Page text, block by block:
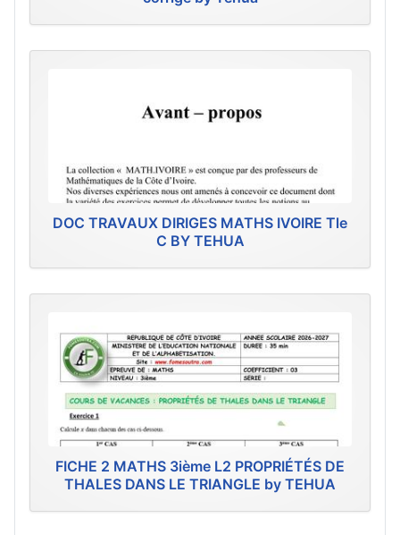
DOC TRAVAUX DIRIGES MATHS IVOIRE Tle
C BY TEHUA
FICHE 2 MATHS 3ième L2 PROPRIÉTÉS DE
THALES DANS LE TRIANGLE by TEHUA